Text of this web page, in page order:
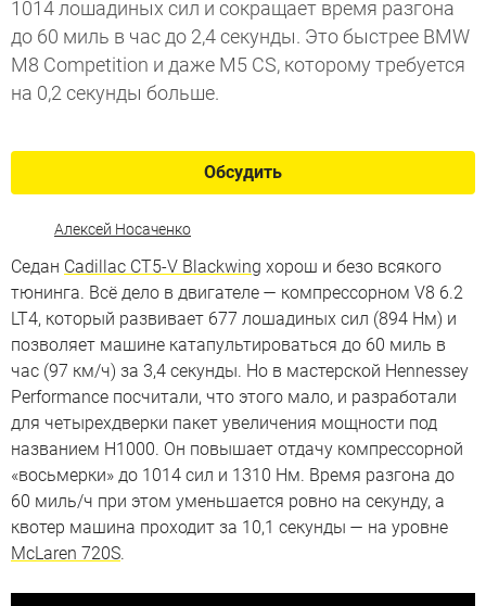
1014 лошадиных сил и сокращает время разгона
до 60 миль в час до 2,4 секунды. Это быстрее BMW
M8 Competition и даже M5 CS, которому требуется
на 0,2 секунды больше.
Обсудить
Алексей Носаченко
Седан Cadillac CT5-V Blackwing хорош и безо всякого
тюнинга. Всё дело в двигателе — компрессорном V8 6.2
LT4, который развивает 677 лошадиных сил (894 Нм) и
позволяет машине катапультироваться до 60 миль в
час (97 км/ч) за 3,4 секунды. Но в мастерской Hennessey
Performance посчитали, что этого мало, и разработали
для четырехдверки пакет увеличения мощности под
названием H1000. Он повышает отдачу компрессорной
«восьмерки» до 1014 сил и 1310 Нм. Время разгона до
60 миль/ч при этом уменьшается ровно на секунду, а
квотер машина проходит за 10,1 секунды — на уровне
McLaren 720S.